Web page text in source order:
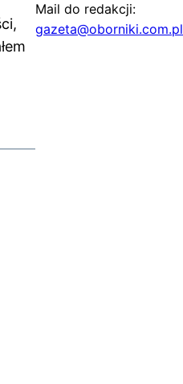
Mail do redakcji:
gazeta@oborniki.com.pl